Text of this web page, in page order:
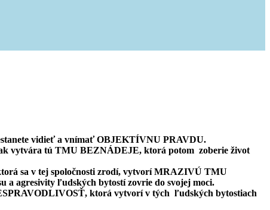
vidieť a vnímať OBJEKTÍVNU PRAVDU.
vytvára tú TMU BEZNÁDEJE, ktorá potom zoberie život
sa v tej spoločnosti zrodí, vytvorí MRAZIVÚ TMU
a agresivity ľudských bytostí zovrie do svojej moci.
ktorá vytvorí v tých ľudských bytostiach